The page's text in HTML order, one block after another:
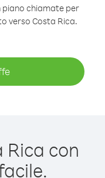
chiamate per
verso Costa Rica.
Rica con